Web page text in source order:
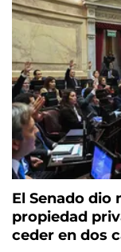
El Senado dio
propiedad
ceder en dos